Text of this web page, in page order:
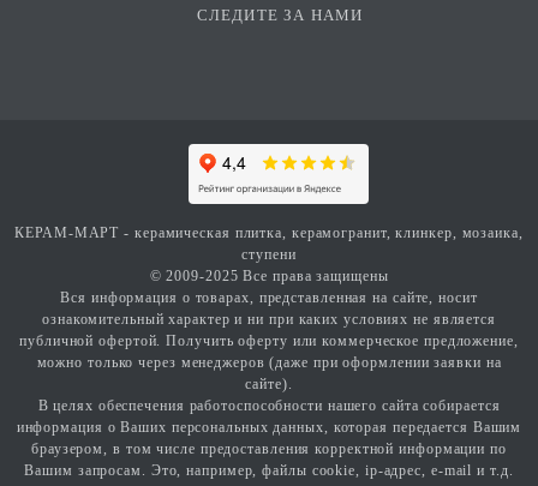
СЛЕДИТЕ ЗА НАМИ
КЕРАМ-МАРТ - керамическая плитка, керамогранит, клинкер, мозаика,
ступени
© 2009-2025 Все права защищены
Вся информация о товарах, представленная на сайте, носит
ознакомительный характер и ни при каких условиях не является
публичной офертой. Получить оферту или коммерческое предложение,
можно только через менеджеров (даже при оформлении заявки на
сайте).
В целях обеспечения работоспособности нашего сайта собирается
информация о Ваших персональных данных, которая передается Вашим
браузером, в том числе предоставления корректной информации по
Вашим запросам. Это, например, файлы cookie, ip-адрес, e-mail и т.д.